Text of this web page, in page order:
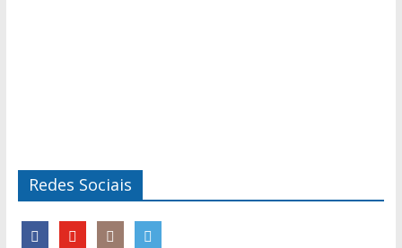
Redes Sociais